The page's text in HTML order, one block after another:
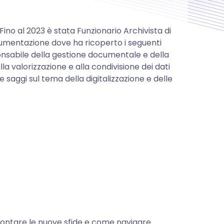
al 2023 è stata Funzionario Archivista di
dove ha ricoperto i seguenti
della gestione documentale e della
valorizzazione e alla condivisione dei dati
sul tema della digitalizzazione e delle